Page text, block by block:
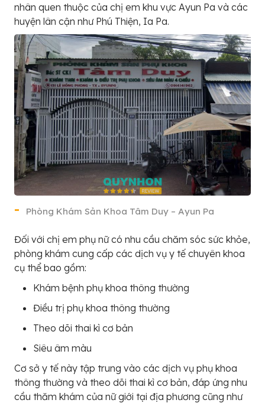
nhân quen thuộc của chị em khu vực Ayun Pa và các
huyện lân cận như Phú Thiện, Ia Pa.
Phòng Khám Sản Khoa Tâm Duy – Ayun Pa
Đối với chị em phụ nữ có nhu cầu chăm sóc sức khỏe,
phòng khám cung cấp các dịch vụ y tế chuyên khoa
cụ thể bao gồm:
Khám bệnh phụ khoa thông thường
Điều trị phụ khoa thông thường
Theo dõi thai kì cơ bản
Siêu âm màu
Cơ sở y tế này tập trung vào các dịch vụ phụ khoa
thông thường và theo dõi thai kì cơ bản, đáp ứng nhu
cầu thăm khám của nữ giới tại địa phương cũng như